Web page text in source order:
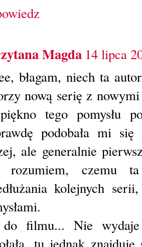
Magda 14 lipca
błagam, niech ta
nową serię z
tego pomysłu
podobała mi
ale generalnie
rozumiem, czemu
kolejnych
filmu... Nie